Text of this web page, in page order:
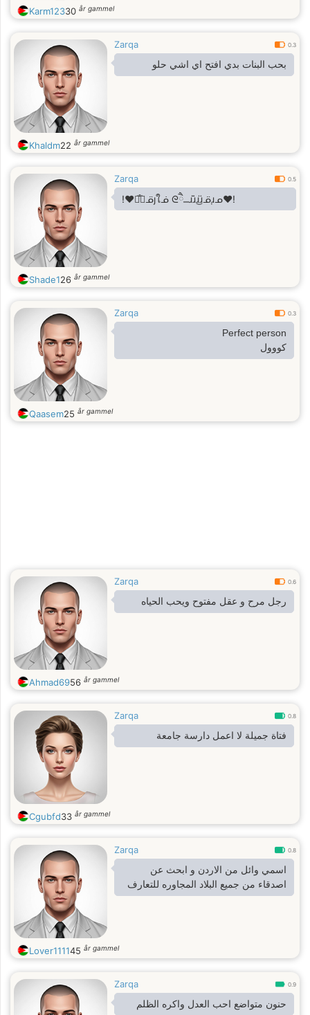
Karm12330 år gammel
Zarqa 0.3
بحب البنات بدي افتح اي اشي حلو
Khaldm22 år gammel
Zarqa 0.5
!❤️ᤂ᪱⎽ᓆȷใᓅ ᘓཻ⎽ɹɹ̈̇ɹ͜ɹ̈ᓆɹ̣ᓄ❤️!
Shade126 år gammel
Zarqa 0.3
Perfect person
كووول
Qaasem25 år gammel
Zarqa 0.6
رجل مرح و عقل مفتوح ويحب الحياه
Ahmad6956 år gammel
Zarqa 0.8
فتاة جميلة لا اعمل دارسة جامعة
Cgubfd33 år gammel
Zarqa 0.8
اسمي وائل من الاردن و ابحث عن
اصدقاء من جميع البلاد المجاوره للتعارف
Lover111145 år gammel
Zarqa 0.9
حنون متواضع احب العدل واكره الظلم